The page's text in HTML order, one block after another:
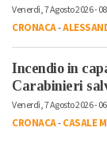
Venerdì, 7 Agosto 2026 -
CRONACA-
Incendio in
Carabinieri
Venerdì, 7 Agosto 2026 -
CRONACA-CASALE